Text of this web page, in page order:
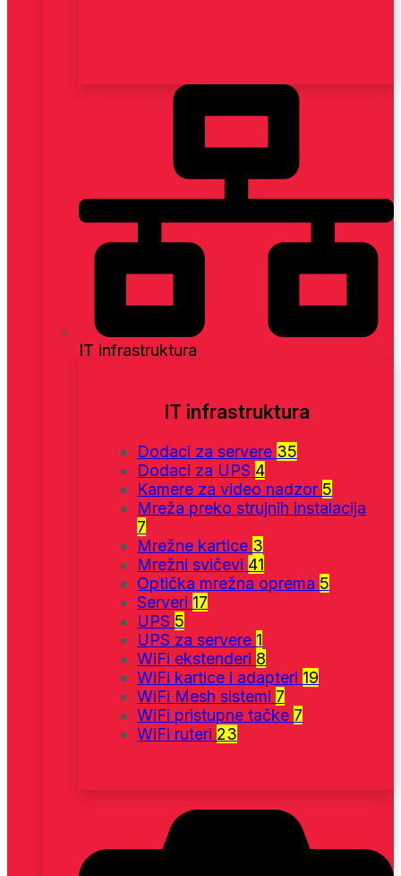
IT infrastruktura
IT infrastruktura
Dodaci za servere 35
Dodaci za UPS 4
Kamere za video nadzor 5
Mreža preko strujnih instalacija
7
Mrežne kartice 3
Mrežni svičevi 41
Optička mrežna oprema 5
Serveri 17
UPS 5
UPS za servere 1
WiFi ekstenderi 8
WiFi kartice i adapteri 19
WiFi Mesh sistemi 7
WiFi pristupne tačke 7
WiFi ruteri 23